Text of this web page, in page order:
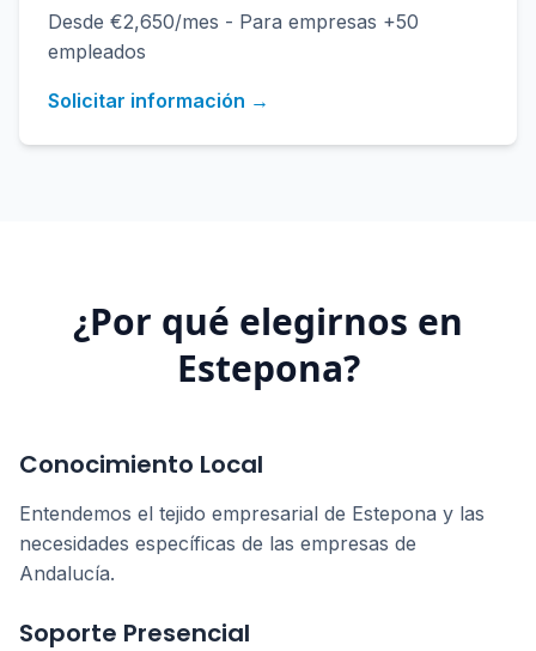
Desde €2,650/mes - Para empresas +50
empleados
Solicitar información →
¿Por qué elegirnos en
Estepona?
Conocimiento Local
Entendemos el tejido empresarial de Estepona y las
necesidades específicas de las empresas de
Andalucía.
Soporte Presencial